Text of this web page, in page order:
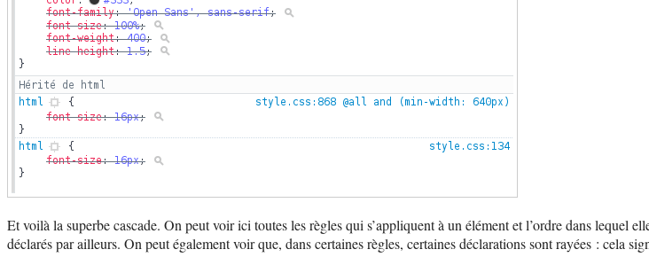
Et voilà la superbe cascade. On peut voir ici toutes les règles qui s’appliquent à un élément et l’ordre dans lequel
déclarés par ailleurs. On peut également voir que, dans certaines règles, certaines déclarations sont rayées : cela